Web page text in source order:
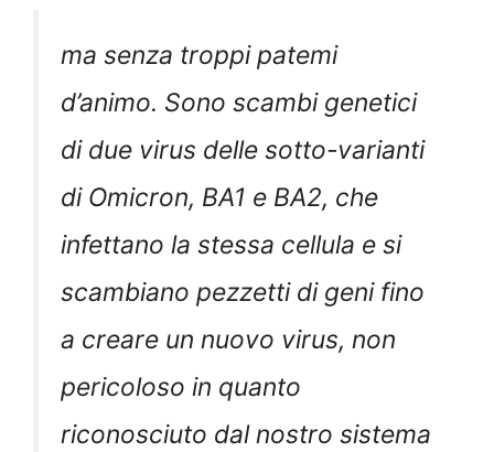
ma senza troppi patemi
d’animo. Sono scambi genetici
di due virus delle sotto-varianti
di Omicron, BA1 e BA2, che
infettano la stessa cellula e si
scambiano pezzetti di geni fino
a creare un nuovo virus, non
pericoloso in quanto
riconosciuto dal nostro sistema